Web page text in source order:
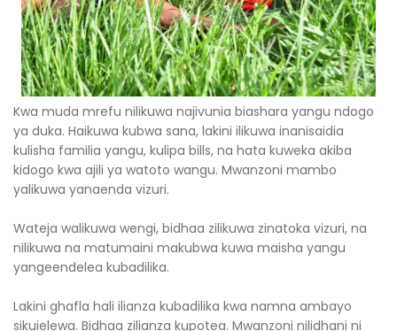
Kwa muda mrefu nilikuwa najivunia biashara yangu ndogo
ya duka. Haikuwa kubwa sana, lakini ilikuwa inanisaidia
kulisha familia yangu, kulipa bills, na hata kuweka akiba
kidogo kwa ajili ya watoto wangu. Mwanzoni mambo
yalikuwa yanaenda vizuri.
Wateja walikuwa wengi, bidhaa zilikuwa zinatoka vizuri, na
nilikuwa na matumaini makubwa kuwa maisha yangu
yangeendelea kubadilika.
Lakini ghafla hali ilianza kubadilika kwa namna ambayo
sikuielewa. Bidhaa zilianza kupotea. Mwanzoni nilidhani ni